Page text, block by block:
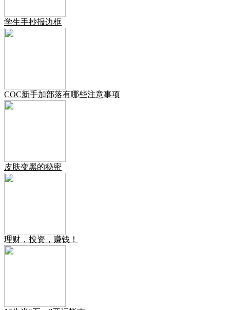
学生手抄报边框
COC新手加部落有哪些注意事项
皮肤变黑的秘密
理财，投资，赚钱！